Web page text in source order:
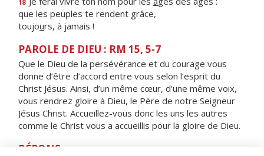
18
que les peuples te rendent grâce,
toujours, à jamais !
PAROLE DE DIEU : RM 15, 5-7
Que le Dieu de la persévérance et du courage vous
donne d’être d’accord entre vous selon l’esprit du
Christ Jésus. Ainsi, d’un même cœur, d’une même voix,
vous rendrez gloire à Dieu, le Père de notre Seigneur
Jésus Christ. Accueillez-vous donc les uns les autres
comme le Christ vous a accueillis pour la gloire de Dieu.
RÉPONS